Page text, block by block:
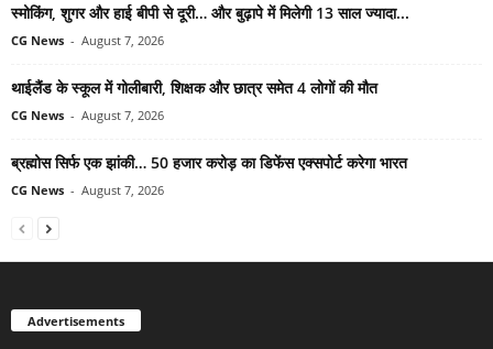
स्मोकिंग, शुगर और हाई बीपी से दूरी… और बुढ़ापे में मिलेगी 13 साल ज्यादा...
CG News - August 7, 2026
थाईलैंड के स्कूल में गोलीबारी, शिक्षक और छात्र समेत 4 लोगों की मौत
CG News - August 7, 2026
ब्रह्मोस सिर्फ एक झांकी… 50 हजार करोड़ का डिफेंस एक्सपोर्ट करेगा भारत
CG News - August 7, 2026
Advertisements